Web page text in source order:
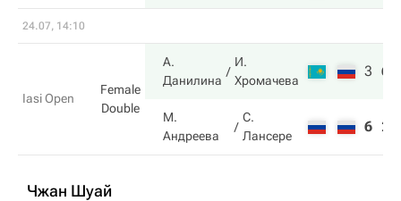
24.07, 14:10
Iasi Open
Female
Double
А.
Данилина
И.
Хромачева
3 6
М.
Андреева
С.
Лансере
6 2
Чжан Шуай